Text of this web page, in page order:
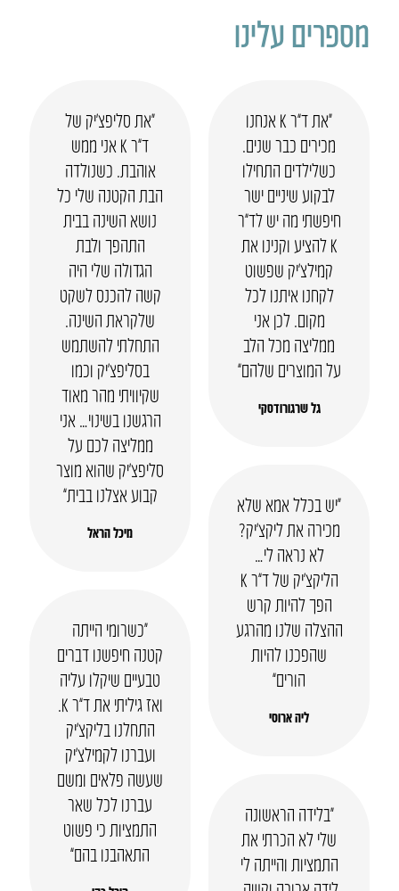
מספרים עלינו
“את ד”ר K אנחנו
מכירים כבר שנים.
כשלילדים התחילו
לבקוע שיניים ישר
חיפשתי מה יש לד”ר
K להציע וקנינו את
קמילצ’יק שפשוט
לקחנו איתנו לכל
מקום. לכן אני
ממליצה מכל הלב
על המוצרים שלהם”
גל שרגורודסקי
“את סליפצ’יק של
ד”ר K אני ממש
אוהבת. כשנולדה
הבת הקטנה שלי כל
נושא השינה בבית
התהפך ולבת
הגדולה שלי היה
קשה להכנס לשקט
שלקראת השינה.
התחלתי להשתמש
בסליפצ’יק וכמו
שקיוויתי מהר מאוד
הרגשנו בשינוי… אני
ממליצה לכם על
סליפצ’יק שהוא מוצר
קבוע אצלנו בבית”
מיכל הראל
“יש בכלל אמא שלא
מכירה את ליקצ’יק?
לא נראה לי…
הליקצ’יק של ד”ר K
הפך להיות קרש
ההצלה שלנו מהרגע
שהפכנו להיות
הורים”
ליה ארוסי
“כשרומי הייתה
קטנה חיפשנו דברים
טבעיים שיקלו עליה
התחלנו בליקצ’יק
ועברנו לקמילצ’יק
שעשה פלאים ומשם
עברנו לכל שאר
התמציות כי פשוט
התאהבנו בהם”
“בלידה הראשונה
שלי לא הכרתי את
התמציות והייתה לי